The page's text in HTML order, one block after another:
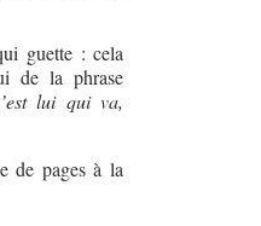
guette : cela
de la phrase
lui qui va,
de pages à la